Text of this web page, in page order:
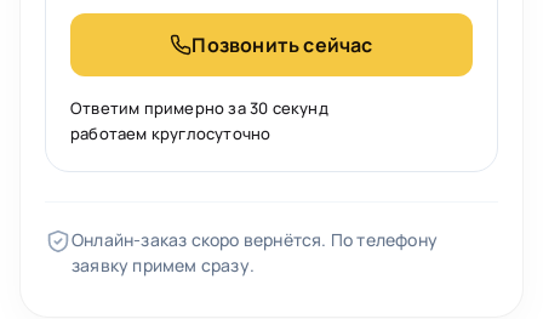
Позвонить сейчас
Ответим примерно за 30 секунд
работаем круглосуточно
Онлайн-заказ скоро вернётся. По телефону
заявку примем сразу.